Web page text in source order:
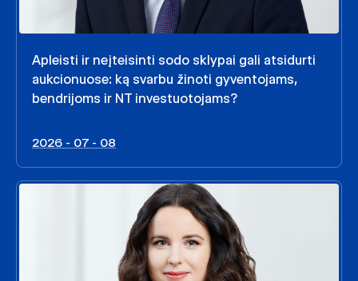
Apleisti ir neįteisinti sodo sklypai gali atsidurti
aukcionuose: ką svarbu žinoti gyventojams,
bendrijoms ir NT investuotojams?
2026 - 07 - 08